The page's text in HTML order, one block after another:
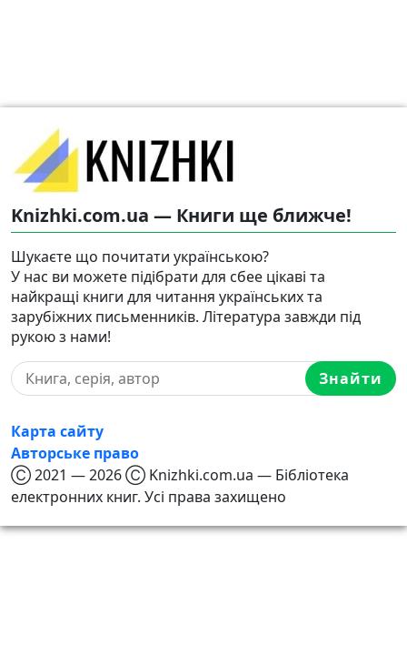
Knizhki.com.ua — Книги ще ближче!
Шукаєте що почитати українською?
У нас ви можете підібрати для сбее цікаві та
найкращі книги для читання українських та
зарубіжних письменників. Література завжди під
рукою з нами!
Знайти
Карта сайту
Авторське право
Ⓒ 2021 — 2026 Ⓒ Knizhki.com.ua — Бібліотека
електронних книг. Усі права захищено